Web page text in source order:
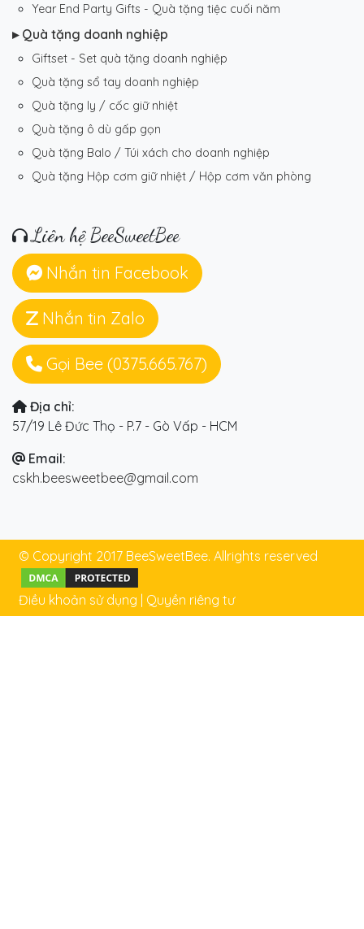
Year End Party Gifts - Quà tặng tiệc cuối năm
▸ Quà tặng doanh nghiệp
Giftset - Set quà tặng doanh nghiệp
Quà tặng sổ tay doanh nghiệp
Quà tặng ly / cốc giữ nhiệt
Quà tặng ô dù gấp gọn
Quà tặng Balo / Túi xách cho doanh nghiệp
Quà tặng Hộp cơm giữ nhiệt / Hộp cơm văn phòng
Liên hệ BeeSweetBee
Nhắn tin Facebook
Nhắn tin Zalo
Gọi Bee (0375.665.767)
Địa chỉ:
57/19 Lê Đức Thọ - P.7 - Gò Vấp - HCM
Email:
cskh.beesweetbee@gmail.com
© Copyright 2017 BeeSweetBee. Allrights reserved
Điều khoản sử dụng | Quyền riêng tư